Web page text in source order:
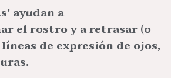
ayudan a
el rostro y a retrasar (o
de expresión de ojos,